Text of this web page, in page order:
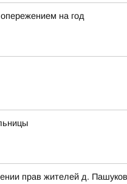
на год
прав жителей д.